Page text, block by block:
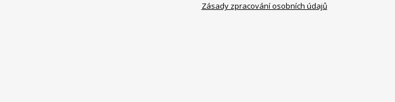
Zásady zpracování osobních údajů